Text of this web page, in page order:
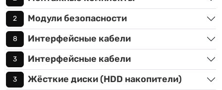
2 Модули безопасности
8 Интерфейсные кабели
3 Интерфейсные кабели
3 Жёсткие диски (HDD накопители)